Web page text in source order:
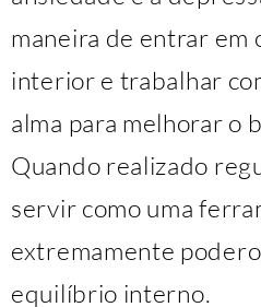
maneira de entrar em
interior e trabalhar
alma para melhorar o
Quando realizado
servir como uma
extremamente
equilíbrio interno.